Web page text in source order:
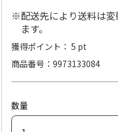
※配送先により送料は変
ます。
獲得ポイント： 5 pt
商品番号
9973133084
数量